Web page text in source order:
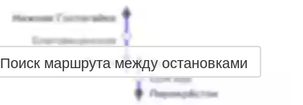
Поиск маршрута между остановками